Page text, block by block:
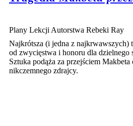
Plany Lekcji Autorstwa Rebeki Ray
Najkrótsza (i jedna z najkrwawszych)
od zwycięstwa i honoru dla dzielnego
Sztuka podąża za przejściem Makbeta
nikczemnego zdrajcy.